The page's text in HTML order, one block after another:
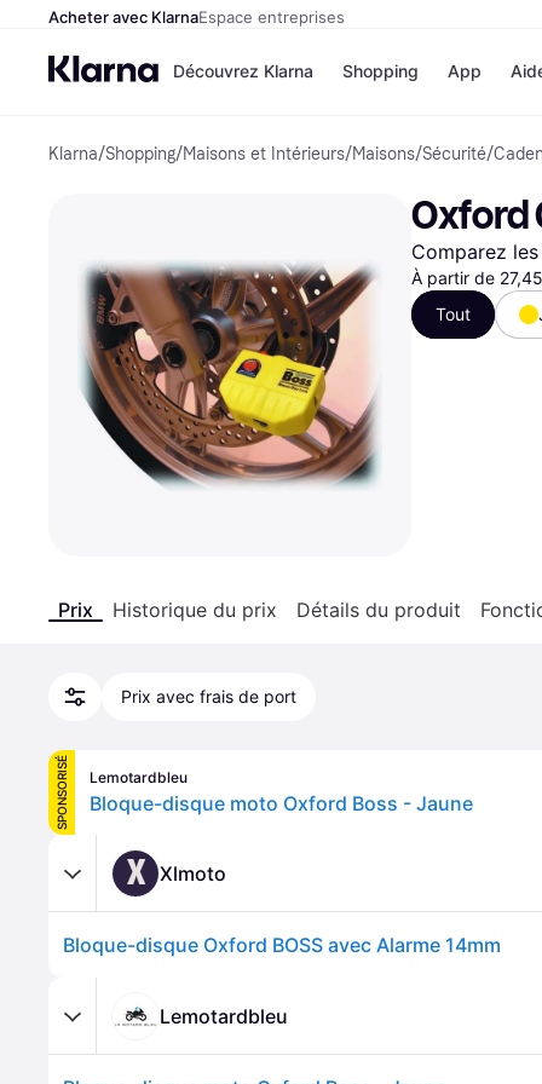
Acheter avec KlarnaEspace entreprises
Découvrez Klarna
Options de
paiement
Payer maintenant
Paiement en 3 fois
Paiement à 30 jours
Klarna sur Apple Pay
Shopping
Magasins
Airbnb
Temu
JD Sports
App
Klarna/Shopping/Maisons et Intérieurs/Maisons/Sécurité/
Oxford
Comparez
À partir de
Tout
Prix Historique du prix Détails du produit
Prix avec frais de port
SPONSORISÉ Lemotardbleu
Bloque-disque moto Oxford Boss - Jaune
X Xlmoto
Bloque-disque Oxford BOSS avec Alarme 14mm
Lemotardbleu